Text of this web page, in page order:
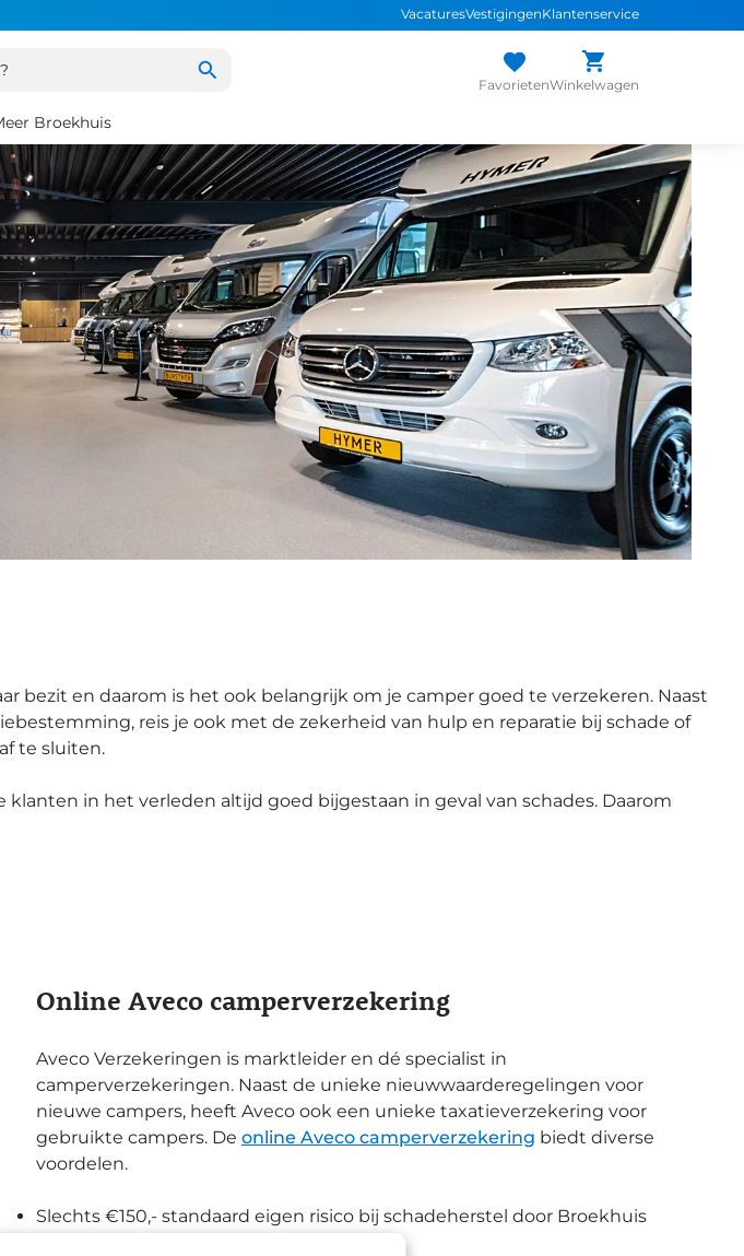
VacaturesVestigingenKlantenservice
FavorietenWinkelwagen
Broekhuis
bezit en daarom is het ook belangrijk om je camper goed te verzekeren. Naast
reis je ook met de zekerheid van hulp en reparatie bij schade of
te sluiten.
in het verleden altijd goed bijgestaan in geval van schades. Daarom
Online Aveco camperverzekering
Aveco Verzekeringen is marktleider en dé specialist in
camperverzekeringen. Naast de unieke nieuwwaarderegelingen voor
nieuwe campers, heeft Aveco ook een unieke taxatieverzekering voor
gebruikte campers. De online Aveco camperverzekering biedt diverse
voordelen.
Slechts €150,- standaard eigen risico bij schadeherstel door Broekhuis